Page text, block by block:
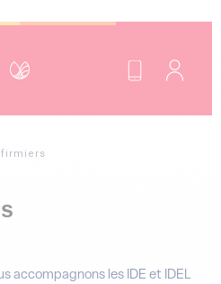
accompagnons les IDE et IDEL